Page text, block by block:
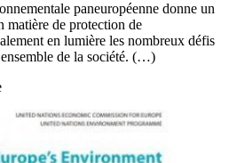
paneuropéenne donne un
matière de protection de
en lumière les nombreux défis
de la société. (…)